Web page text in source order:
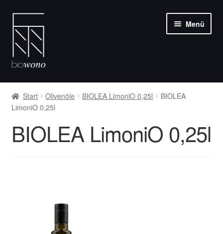
Navigation
springen
Inhalt
springen
Menü
Weine
Olivenöle
Feinkost
Start Olivenöle BIOLEA LimoniO 0,25l
BIOLEA
LimoniO 0,25l
BIOLEA LimoniO 0,25l